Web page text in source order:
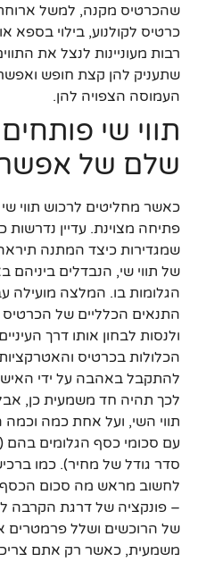
שהכרטיס מקנה, למשל
כרטיס לקולנוע, בילוי בספא
רבות מעוניינות לנצל את
שתעניק להן קצת חופש
העמוסה הצפויה להן.
תווי שי
שלם של
כאשר מחליטים לרכוש תווי
פתיחה מצוינת. עדיין
שמגדירות כיצד המתנה
של תווי שי, הנבדלים ביניהם
הגלומות בו. המלצה מועילה
התנאים הכלליים של
ולנסות לבחון אותו דרך
הכלולות בכרטיס
להתקבל באהבה על ידי
לכך תהיה חד משמעית כן,
תווי השי, ועל אחת כמה וכמה
עם סכומי כסף הגלומים בהם
סדר גודל של מחיר). כמו
לחשוב מראש מה סכום הכסף
– פונקציה של דרגת הקרבה
של הרוכשים ושלל פרמטרים
משמעית, כאשר רק אתם